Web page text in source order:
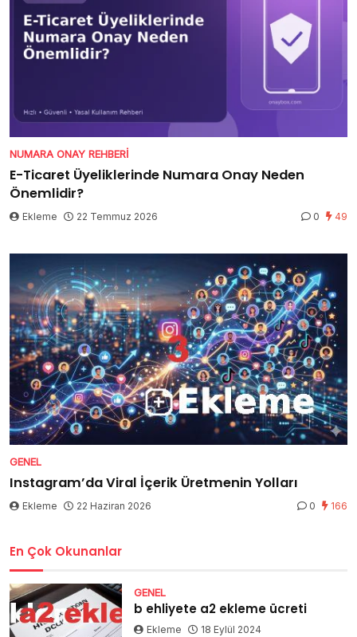
NUMARA ONAY REHBERI
E-Ticaret Üyeliklerinde Numara Onay Neden
Önemlidir?
Ekleme 22 Temmuz 2026 0 49
GENEL
Instagram’da Viral İçerik Üretmenin Yolları
Ekleme 22 Haziran 2026 0 166
En Çok Okunanlar
GENEL
b ehliyete a2 ekleme ücreti
Ekleme 18 Eylül 2024